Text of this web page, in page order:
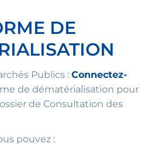
DE
Publics : Connectez-
de dématérialisation pour
de Consultation des
pouvez :